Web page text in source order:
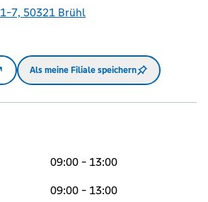
7, 50321 Brühl
Als meine Filiale speichern
09:00 - 13:00
09:00 - 13:00